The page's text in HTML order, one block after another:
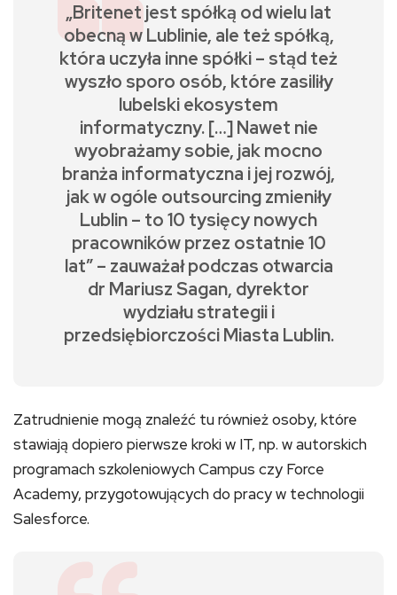
„Britenet jest spółką od wielu lat
obecną w Lublinie, ale też spółką,
która uczyła inne spółki – stąd też
wyszło sporo osób, które zasiliły
lubelski ekosystem
informatyczny. […] Nawet nie
wyobrażamy sobie, jak mocno
branża informatyczna i jej rozwój,
jak w ogóle outsourcing zmieniły
Lublin – to 10 tysięcy nowych
pracowników przez ostatnie 10
lat” – zauważał podczas otwarcia
dr Mariusz Sagan, dyrektor
wydziału strategii i
przedsiębiorczości Miasta Lublin.
Zatrudnienie mogą znaleźć tu również osoby, które
stawiają dopiero pierwsze kroki w IT, np. w autorskich
programach szkoleniowych Campus czy Force
Academy, przygotowujących do pracy w technologii
Salesforce.